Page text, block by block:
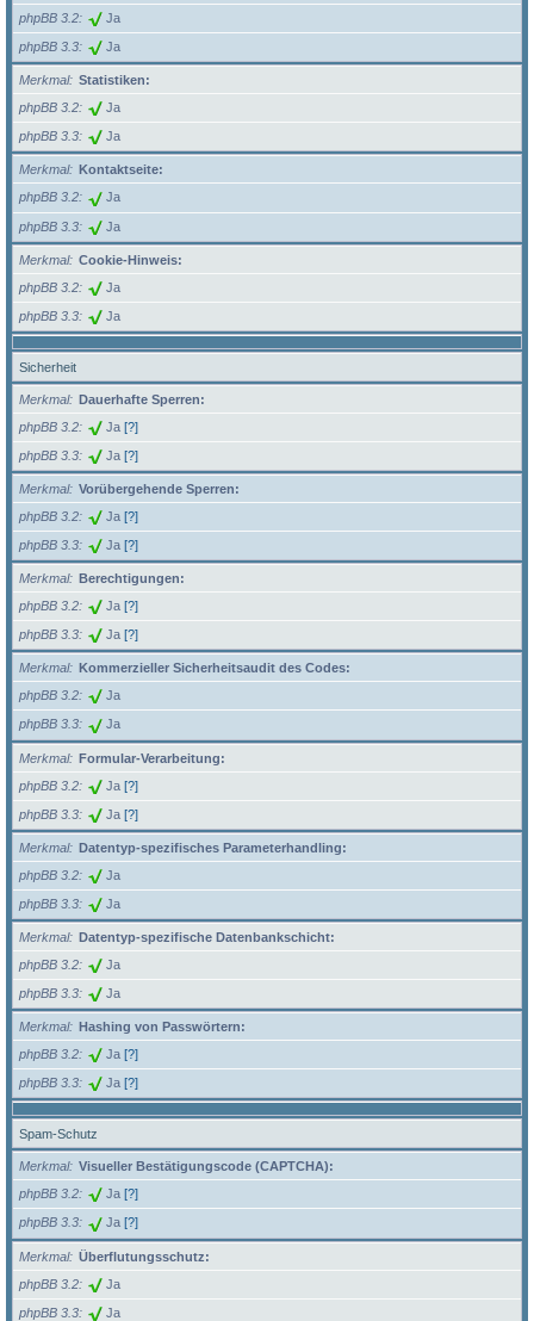
phpBB 3.2
Ja
phpBB 3.3 Ja
Merkmal
Statistiken:
phpBB 3.2
Ja
phpBB 3.3 Ja
Merkmal
Kontaktseite:
phpBB 3.2
Ja
phpBB 3.3 Ja
Merkmal
Cookie-Hinweis:
phpBB 3.2
Ja
phpBB 3.3 Ja
Sicherheit
Merkmal
Dauerhafte Sperren:
phpBB 3.2
Ja [?]
phpBB 3.3 Ja [?]
Merkmal
Vorübergehende Sperren:
phpBB 3.2
Ja [?]
phpBB 3.3 Ja [?]
Merkmal
Berechtigungen:
phpBB 3.2
Ja [?]
phpBB 3.3 Ja [?]
Merkmal
Kommerzieller Sicherheitsaudit des Codes:
phpBB 3.2
Ja
phpBB 3.3 Ja
Merkmal
Formular-Verarbeitung:
phpBB 3.2
Ja [?]
phpBB 3.3 Ja [?]
Merkmal
Datentyp-spezifisches Parameterhandling:
phpBB 3.2
Ja
phpBB 3.3 Ja
Merkmal
Datentyp-spezifische Datenbankschicht:
phpBB 3.2
Ja
phpBB 3.3 Ja
Merkmal
Hashing von Passwörtern:
phpBB 3.2
Ja [?]
phpBB 3.3 Ja [?]
Spam-Schutz
Merkmal
Visueller Bestätigungscode (CAPTCHA):
phpBB 3.2
Ja [?]
phpBB 3.3 Ja [?]
Merkmal
Überflutungsschutz:
phpBB 3.2
Ja
phpBB 3.3 Ja